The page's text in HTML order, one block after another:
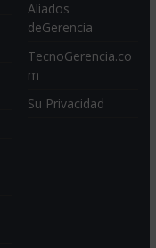
Aliados
deGerencia
TecnoGerencia.co
m
Su Privacidad